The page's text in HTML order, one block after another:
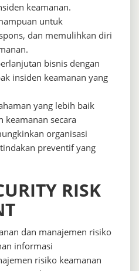
keamanan.
untuk
dan memulihkan diri
bisnis dengan
insiden keamanan yang
yang lebih baik
keamanan secara
organisasi
preventif yang
RISK
dan manajemen risiko
informasi
risiko keamanan